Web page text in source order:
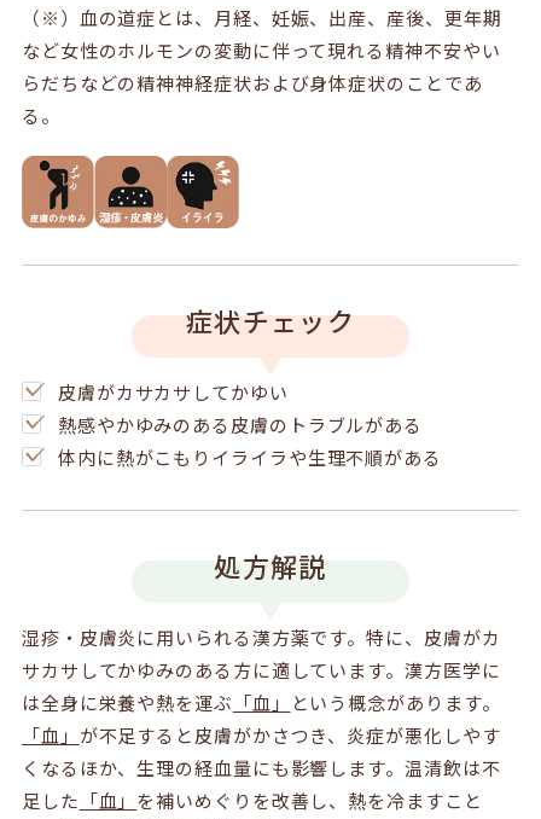
（※）血の道症とは、月経、妊娠、出産、産後、更年期
など女性のホルモンの変動に伴って現れる精神不安やい
らだちなどの精神神経症状および身体症状のことであ
る。
症状チェック
皮膚がカサカサしてかゆい
熱感やかゆみのある皮膚のトラブルがある
体内に熱がこもりイライラや生理不順がある
処方解説
湿疹・皮膚炎に用いられる漢方薬です。特に、皮膚がカ
サカサしてかゆみのある方に適しています。漢方医学に
は全身に栄養や熱を運ぶ 「血」
という概念があります。
「血」 が不足すると皮膚がかさつき、炎症が悪化しやす
くなるほか、生理の経血量にも影響します。温清飲は不
足した 「血」 を補いめぐりを改善し、熱を冷ますこと